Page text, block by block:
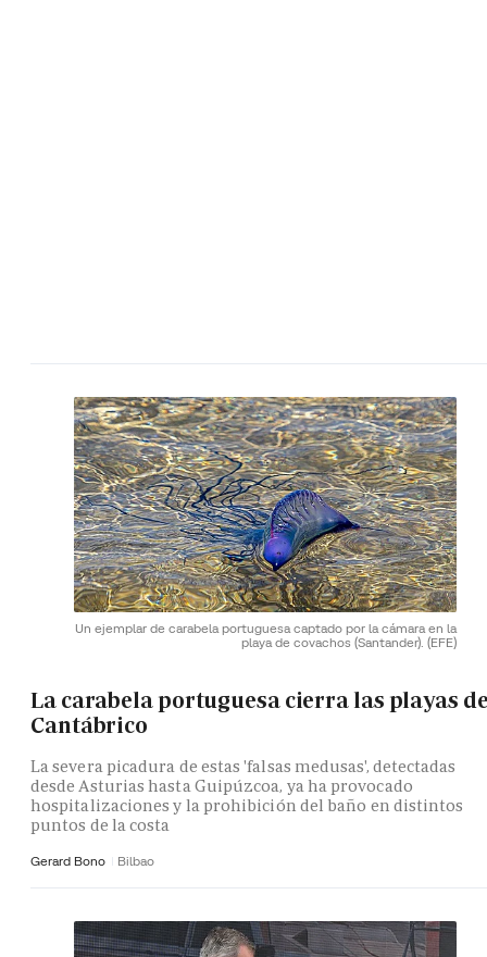
Un ejemplar de carabela portuguesa captado por la cámara en la
playa de covachos (Santander). (EFE)
La carabela portuguesa cierra las playas
Cantábrico
La severa picadura de estas 'falsas medusas', detectadas
desde Asturias hasta Guipúzcoa, ya ha provocado
hospitalizaciones y la prohibición del baño en distintos
puntos de la costa
Gerard Bono Bilbao